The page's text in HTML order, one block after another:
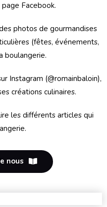
page Facebook.
photos de gourmandises
(fêtes, événements,
boulangerie.
Instagram (@romainbaloin),
créations culinaires.
les différents articles qui
nous